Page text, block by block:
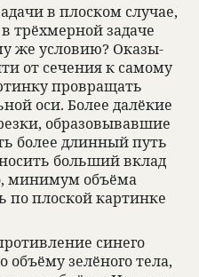
в плос­ком слу­чае,
трёхмер­ной задаче
же усло­вию? Ока­зы­
от сече­ния к самому
про­вращать
оси. Более далё­кие
обра­зо­вы­вавшие
более длин­ный путь
больший вклад
минимум объёма
по плос­кой кар­тинке
синего
зелё­ного тела,